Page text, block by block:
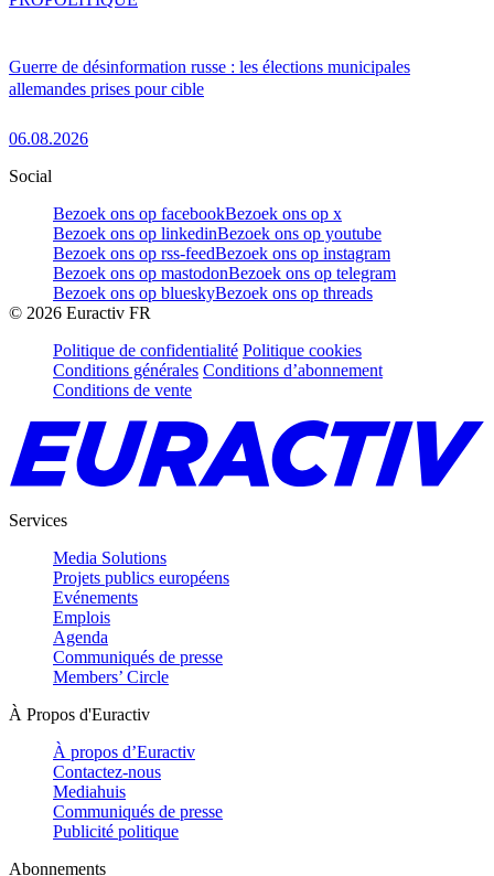
Guerre de désinformation russe : les élections municipales
allemandes prises pour cible
06.08.2026
Social
Bezoek ons op facebookBezoek ons op x
Bezoek ons op linkedinBezoek ons op youtube
Bezoek ons op rss-feedBezoek ons op instagram
Bezoek ons op mastodonBezoek ons op telegram
Bezoek ons op blueskyBezoek ons op threads
© 2026 Euractiv FR
Politique de confidentialité Politique cookies
Conditions générales Conditions d’abonnement
Conditions de vente
Services
Media Solutions
Projets publics européens
Evénements
Emplois
Agenda
Communiqués de presse
Members’ Circle
À Propos d'Euractiv
À propos d’Euractiv
Contactez-nous
Mediahuis
Communiqués de presse
Publicité politique
Abonnements